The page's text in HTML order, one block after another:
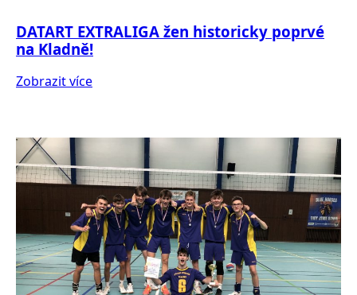
DATART EXTRALIGA žen historicky poprvé
na Kladně!
Zobrazit více